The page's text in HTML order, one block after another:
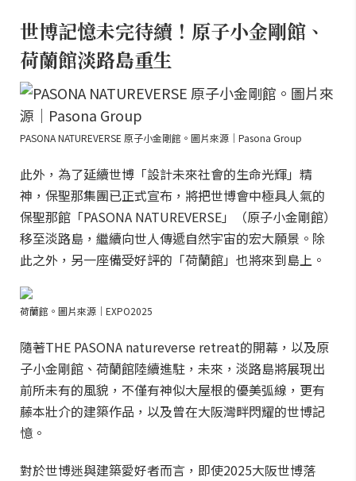
世博記憶未完待續！原子小金剛館、
荷蘭館淡路島重生
PASONA NATUREVERSE 原子小金剛館。圖片來源｜Pasona Group
此外，為了延續世博「設計未來社會的生命光輝」精
神，保聖那集團已正式宣布，將把世博會中極具人氣的
保聖那館「PASONA NATUREVERSE」（原子小金剛館）
移至淡路島，繼續向世人傳遞自然宇宙的宏大願景。除
此之外，另一座備受好評的「荷蘭館」也將來到島上。
荷蘭館。圖片來源｜EXPO2025
隨著THE PASONA natureverse retreat的開幕，以及原
子小金剛館、荷蘭館陸續進駐，未來，淡路島將展現出
前所未有的風貌，不僅有神似大屋根的優美弧線，更有
藤本壯介的建築作品，以及曾在大阪灣畔閃耀的世博記
憶。
對於世博迷與建築愛好者而言，即使2025大阪世博落